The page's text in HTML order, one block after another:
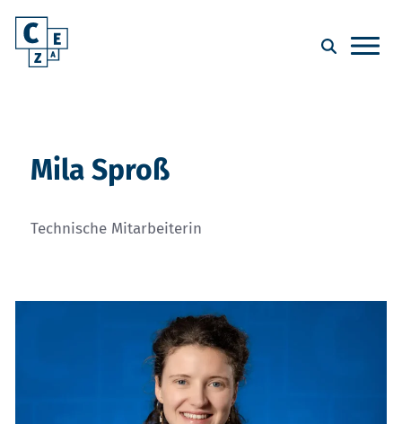
Mila Sproß
Technische Mitarbeiterin